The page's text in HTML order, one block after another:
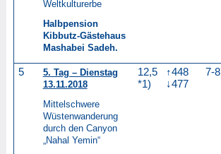
Weltkulturerbe
Halbpension
Kibbutz-Gästehaus
Mashabei Sadeh.
5
5. Tag – Dienstag
13.11.2018
Mittelschwere
Wüstenwanderung
durch den Canyon
„Nahal Yemin“
12,5
*1)
↑448
↓477
7-8